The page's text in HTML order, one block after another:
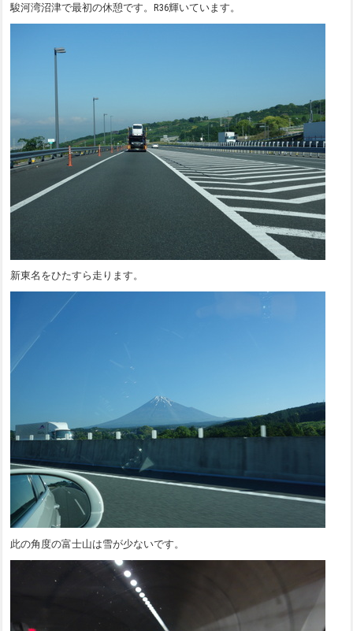
駿河湾沼津で最初の休憩です。R36輝いています。
新東名をひたすら走ります。
此の角度の富士山は雪が少ないです。